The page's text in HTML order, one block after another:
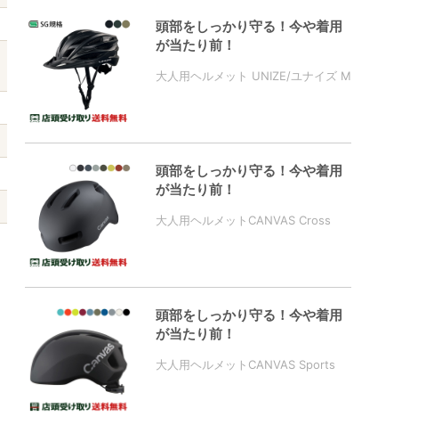
頭部をしっかり守る！今や着用
が当たり前！
大人用ヘルメット UNIZE/ユナイズ M
頭部をしっかり守る！今や着用
が当たり前！
大人用ヘルメットCANVAS Cross
頭部をしっかり守る！今や着用
が当たり前！
大人用ヘルメットCANVAS Sports